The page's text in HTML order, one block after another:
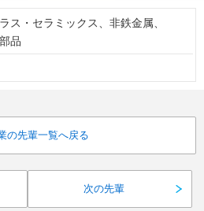
ス・セラミックス
非鉄金属
品
の先輩一覧へ戻る
次の先輩